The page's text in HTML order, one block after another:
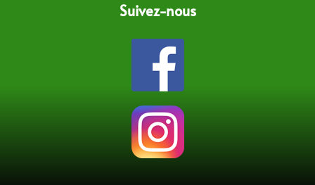
Suivez-nous